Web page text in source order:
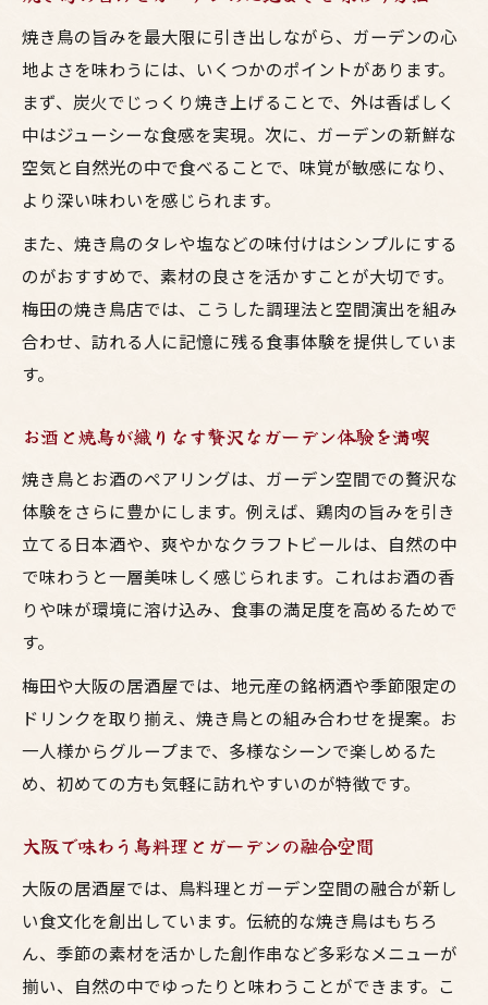
リング術
おしゃれなガーデン空間で楽しむお酒選び
の秘訣
特別なひとときを過ごす鳥料理とお酒
居酒屋で鳥料理とお酒が演出する特別な時
梅田で味わう鳥料理とお酒の思い出作り
焼鳥とお酒が織りなす大人の居酒屋体験
おしゃれなガーデンで楽しむ梅田居酒屋
ガーデン空間で楽しむ梅田の居酒屋焼き鳥
体験
居酒屋で味わうおしゃれなガーデン鳥料理
焼鳥とお酒が楽しめる梅田のガーデンスポ
大阪で人気のおしゃれガーデン居酒屋の魅
力
鳥料理とお酒が映えるガーデン空間の楽し
み方
焼き鳥の旨みを最大限に引き出しながら、ガーデンの心
地よさを味わうには、いくつかのポイントがあります。
まず、炭火でじっくり焼き上げることで、外は香ばしく
中はジューシーな食感を実現。次に、ガーデンの新鮮な
空気と自然光の中で食べることで、味覚が敏感になり、
より深い味わいを感じられます。
また、焼き鳥のタレや塩などの味付けはシンプルにする
のがおすすめで、素材の良さを活かすことが大切です。
梅田の焼き鳥店では、こうした調理法と空間演出を組み
合わせ、訪れる人に記憶に残る食事体験を提供していま
す。
お酒と焼鳥が織りなす贅沢なガーデン体験を満喫
焼き鳥とお酒のペアリングは、ガーデン空間での贅沢な
体験をさらに豊かにします。例えば、鶏肉の旨みを引き
立てる日本酒や、爽やかなクラフトビールは、自然の中
で味わうと一層美味しく感じられます。これはお酒の香
りや味が環境に溶け込み、食事の満足度を高めるためで
す。
梅田や大阪の居酒屋では、地元産の銘柄酒や季節限定の
ドリンクを取り揃え、焼き鳥との組み合わせを提案。お
一人様からグループまで、多様なシーンで楽しめるた
め、初めての方も気軽に訪れやすいのが特徴です。
大阪で味わう鳥料理とガーデンの融合空間
大阪の居酒屋では、鳥料理とガーデン空間の融合が新し
い食文化を創出しています。伝統的な焼き鳥はもちろ
ん、季節の素材を活かした創作串など多彩なメニューが
揃い、自然の中でゆったりと味わうことができます。こ